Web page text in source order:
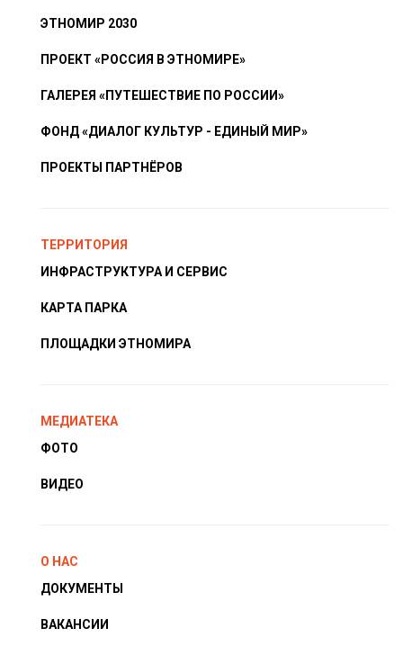
ЭТНОМИР 2030
ПРОЕКТ «РОССИЯ В ЭТНОМИРЕ»
ГАЛЕРЕЯ «ПУТЕШЕСТВИЕ ПО РОССИИ»
ФОНД «ДИАЛОГ КУЛЬТУР - ЕДИНЫЙ МИР»
ПРОЕКТЫ ПАРТНЁРОВ
ТЕРРИТОРИЯ
ИНФРАСТРУКТУРА И СЕРВИС
КАРТА ПАРКА
ПЛОЩАДКИ ЭТНОМИРА
МЕДИАТЕКА
ФОТО
ВИДЕО
О НАС
ДОКУМЕНТЫ
ВАКАНСИИ